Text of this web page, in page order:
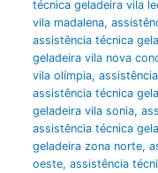
técnica geladeira vila
vila madalena,
assistência técnica
geladeira vila nova
vila olímpia,
assistência técnica
geladeira vila sonia,
assistência técnica
geladeira zona norte,
oeste, assistência